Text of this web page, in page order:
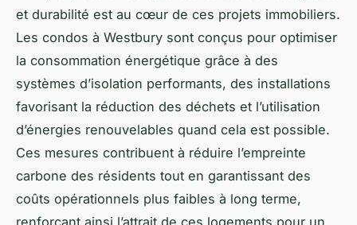
et durabilité est au cœur de ces projets immobiliers.
Les condos à Westbury sont conçus pour optimiser
la consommation énergétique grâce à des
systèmes d’isolation performants, des installations
favorisant la réduction des déchets et l’utilisation
d’énergies renouvelables quand cela est possible.
Ces mesures contribuent à réduire l’empreinte
carbone des résidents tout en garantissant des
coûts opérationnels plus faibles à long terme,
renforçant ainsi l’attrait de ces logements pour un